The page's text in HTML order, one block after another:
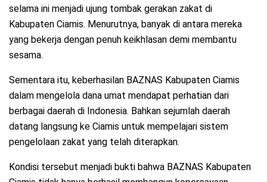
selama ini menjadi ujung tombak gerakan zakat di
Kabupaten Ciamis. Menurutnya, banyak di antara mereka
yang bekerja dengan penuh keikhlasan demi membantu
sesama.
Sementara itu, keberhasilan BAZNAS Kabupaten Ciamis
dalam mengelola dana umat mendapat perhatian dari
berbagai daerah di Indonesia. Bahkan sejumlah daerah
datang langsung ke Ciamis untuk mempelajari sistem
pengelolaan zakat yang telah diterapkan.
Kondisi tersebut menjadi bukti bahwa BAZNAS Kabupaten